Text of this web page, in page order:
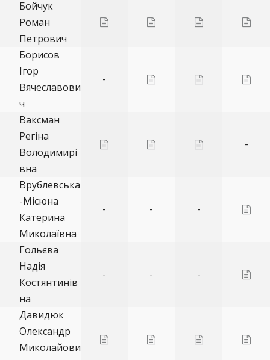
Бойчук
Роман
Петрович
Борисов
Ігор
Вячеславови
ч
-
Ваксман
Регіна
Володимирі
вна
-
Врублевська
-Місюна
Катерина
Миколаївна
- - -
Гольєва
Надія
Костянтинів
на
- - -
Давидюк
Олександр
Миколайови